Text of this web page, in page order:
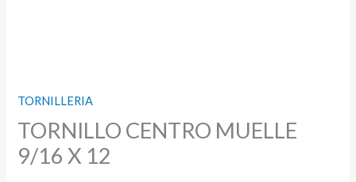
TORNILLERIA
TORNILLO CENTRO MUELLE
9/16 X 12